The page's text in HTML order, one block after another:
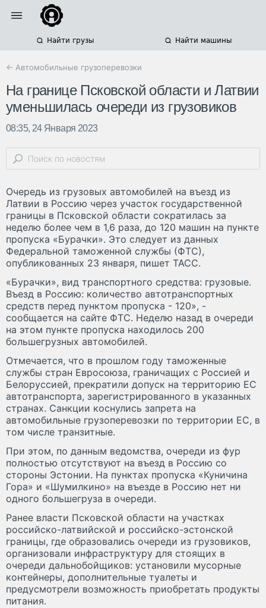
Найти грузы Найти машины
← Автомобильные грузоперевозки
На границе Псковской области и Латвии
уменьшилась очереди из грузовиков
08:35, 24 Января 2023
Очередь из грузовых автомобилей на въезд из
Латвии в Россию через участок государственной
границы в Псковской области сократилась за
неделю более чем в 1,6 раза, до 120 машин на пункте
пропуска «Бурачки». Это следует из данных
Федеральной таможенной службы (ФТС),
опубликованных 23 января, пишет ТАСС.
«Бурачки», вид транспортного средства: грузовые.
Въезд в Россию: количество автотранспортных
средств перед пунктом пропуска - 120», -
сообщается на сайте ФТС. Неделю назад в очереди
на этом пункте пропуска находилось 200
большегрузных автомобилей.
Отмечается, что в прошлом году таможенные
службы стран Евросоюза, граничащих с Россией и
Белоруссией, прекратили допуск на территорию ЕС
автотранспорта, зарегистрированного в указанных
странах. Санкции коснулись запрета на
автомобильные грузоперевозки по территории ЕС, в
том числе транзитные.
При этом, по данным ведомства, очереди из фур
полностью отсутствуют на въезд в Россию со
стороны Эстонии. На пунктах пропуска «Куничина
Гора» и «Шумилкино» на въезде в Россию нет ни
одного большегруза в очереди.
Ранее власти Псковской области на участках
российско-латвийской и российско-эстонской
границы, где образовались очереди из грузовиков,
организовали инфраструктуру для стоящих в
очереди дальнобойщиков: установили мусорные
контейнеры, дополнительные туалеты и
предусмотрели возможность приобретать продукты
питания.